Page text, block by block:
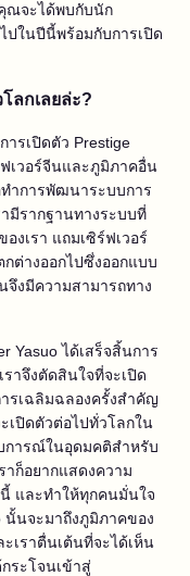
ณจะได้พบกับนัก
ปในปีนี้พร้อมกับการเปิด
ลกเลยล่ะ?
ารเปิดตัว Prestige
ฟเวอร์จีนและภูมิภาคอื่น
ทำการพัฒนาระบบการ
ามีรากฐานทางระบบที่
งเรา แถมเซิร์ฟเวอร์
ต่างออกไปซึ่งออกแบบ
งมีความสามารถทาง
Yasuo ได้เสร็จสิ้นการ
าจึงตัดสินใจที่จะเปิด
ารเฉลิมฉลองครั้งสำคัญ
เปิดตัวต่อไปทั่วโลกใน
การณ์ในอุดมคติสำหรับ
าก็อยากแสดงความ
นี้ และทำให้ทุกคนมั่นใจ
นั้นจะมาถึงภูมิภาคของ
ราตื่นเต้นที่จะได้เห็น
ระโจนเข้าสู่